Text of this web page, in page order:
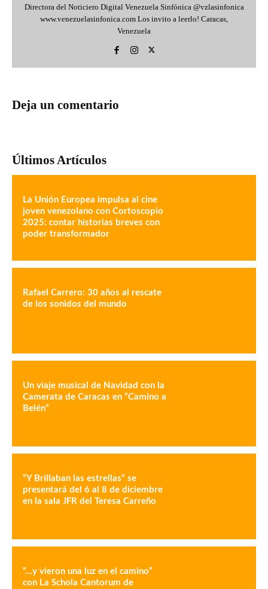
Directora del Noticiero Digital Venezuela Sinfónica @vzlasinfonica
www.venezuelasinfonica.com Los invito a leerlo! Caracas,
Venezuela
Deja un comentario
Últimos Artículos
La Unión Europea impulsa al cine
joven venezolano con Cortoscopio
2025: contar historias breves con
poder transformador
Rafael Carrero: 30 años al rescate
de los sonidos del mundo
Un viaje musical de Navidad con la
Camerata de Caracas en “Camino a
Belén”
“Y Brillaban las estrellas” se
presentará del 6 al 8 de diciembre
en la sala JFR del Teresa Carreño
“…y vieron una luz en el camino”
con La Schola Cantorum de